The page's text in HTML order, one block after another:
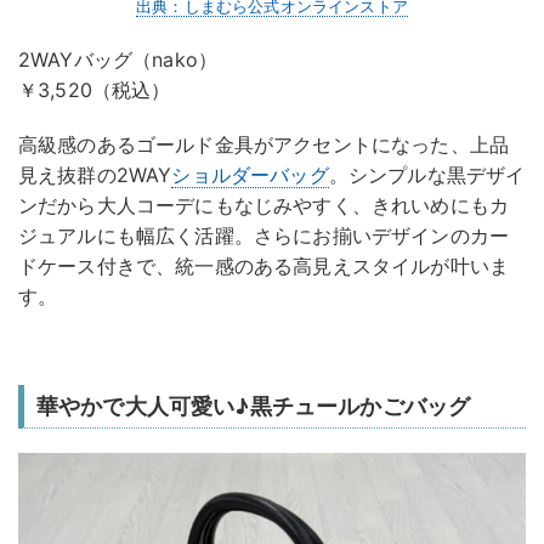
出典：しまむら公式オンラインストア
2WAYバッグ（nako）
￥3,520（税込）
高級感のあるゴールド金具がアクセントになった、上品
見え抜群の2WAYショルダーバッグ。シンプルな黒デザイ
ンだから大人コーデにもなじみやすく、きれいめにもカ
ジュアルにも幅広く活躍。さらにお揃いデザインのカー
ドケース付きで、統一感のある高見えスタイルが叶いま
す。
華やかで大人可愛い♪黒チュールかごバッグ